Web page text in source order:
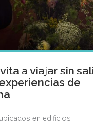
a viajar sin
de
en edificios